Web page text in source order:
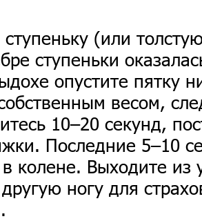
ступеньку (или
ступеньки
опустите пятку
весом,
10–20 секунд,
Последние 5–10
в колене. Выходите
другую ногу для